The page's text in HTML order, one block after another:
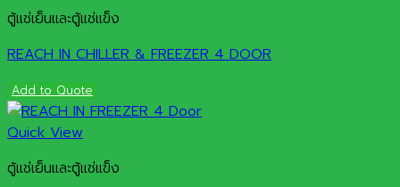
ตู้แช่เย็นและตู้แช่แข็ง
REACH IN CHILLER & FREEZER 4 DOOR
Add to Quote
Quick View
ตู้แช่เย็นและตู้แช่แข็ง